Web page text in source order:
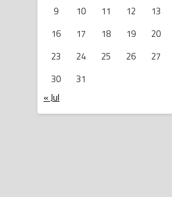
9
10 11 12 13
16
17 18 19 20
23
24 25 26 27
30
31
« Jul